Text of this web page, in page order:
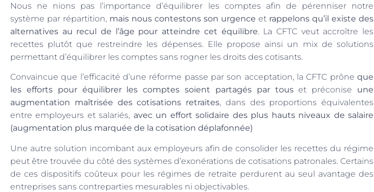
Nous ne nions pas l’importance d’équilibrer les comptes afin de pérenniser notre
système par répartition, mais nous contestons son urgence et rappelons qu’il existe des
alternatives au recul de l’âge pour atteindre cet équilibre. La CFTC veut accroître les
recettes plutôt que restreindre les dépenses. Elle propose ainsi un mix de solutions
permettant d’équilibrer les comptes sans rogner les droits des cotisants.
Convaincue que l’efficacité d’une réforme passe par son acceptation, la CFTC prône que
les efforts pour équilibrer les comptes soient partagés par touset préconise une
augmentation maîtrisée des cotisations retraites, dans des proportions équivalentes
entre employeurs et salariés, avec un effort solidaire des plus hauts niveaux de salaire
(augmentation plus marquée de la cotisation déplafonnée)
Une autre solution incombant aux employeurs afin de consolider les recettes du régime
peut être trouvée du côté des systèmes d’exonérations de cotisations patronales. Certains
de ces dispositifs coûteux pour les régimes de retraite perdurent au seul avantage des
entreprises sans contreparties mesurables ni objectivables.